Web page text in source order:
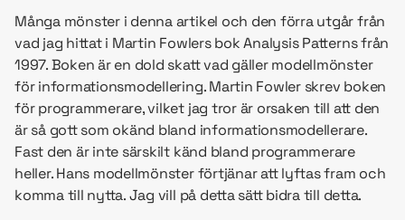
Många mönster i denna artikel och den förra utgår från
vad jag hittat i Martin Fowlers bok Analysis Patterns från
1997. Boken är en dold skatt vad gäller modellmönster
för informationsmodellering. Martin Fowler skrev boken
för programmerare, vilket jag tror är orsaken till att den
är så gott som okänd bland informationsmodellerare.
Fast den är inte särskilt känd bland programmerare
heller. Hans modellmönster förtjänar att lyftas fram och
komma till nytta. Jag vill på detta sätt bidra till detta.